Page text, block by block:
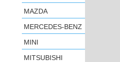
MAZDA
MERCEDES-BENZ
MINI
MITSUBISHI